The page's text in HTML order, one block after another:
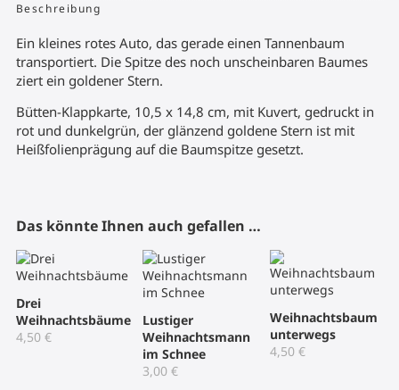
Beschreibung
Ein kleines rotes Auto, das gerade einen Tannenbaum
transportiert. Die Spitze des noch unscheinbaren Baumes
ziert ein goldener Stern.
Bütten-Klappkarte, 10,5 x 14,8 cm, mit Kuvert, gedruckt in
rot und dunkelgrün, der glänzend goldene Stern ist mit
Heißfolienprägung auf die Baumspitze gesetzt.
Das könnte Ihnen auch gefallen …
Drei
Weihnachtsbäume
4,50 €
Lustiger
Weihnachtsmann
im Schnee
3,00€
Weihnachtsbaum
unterwegs
4,50 €